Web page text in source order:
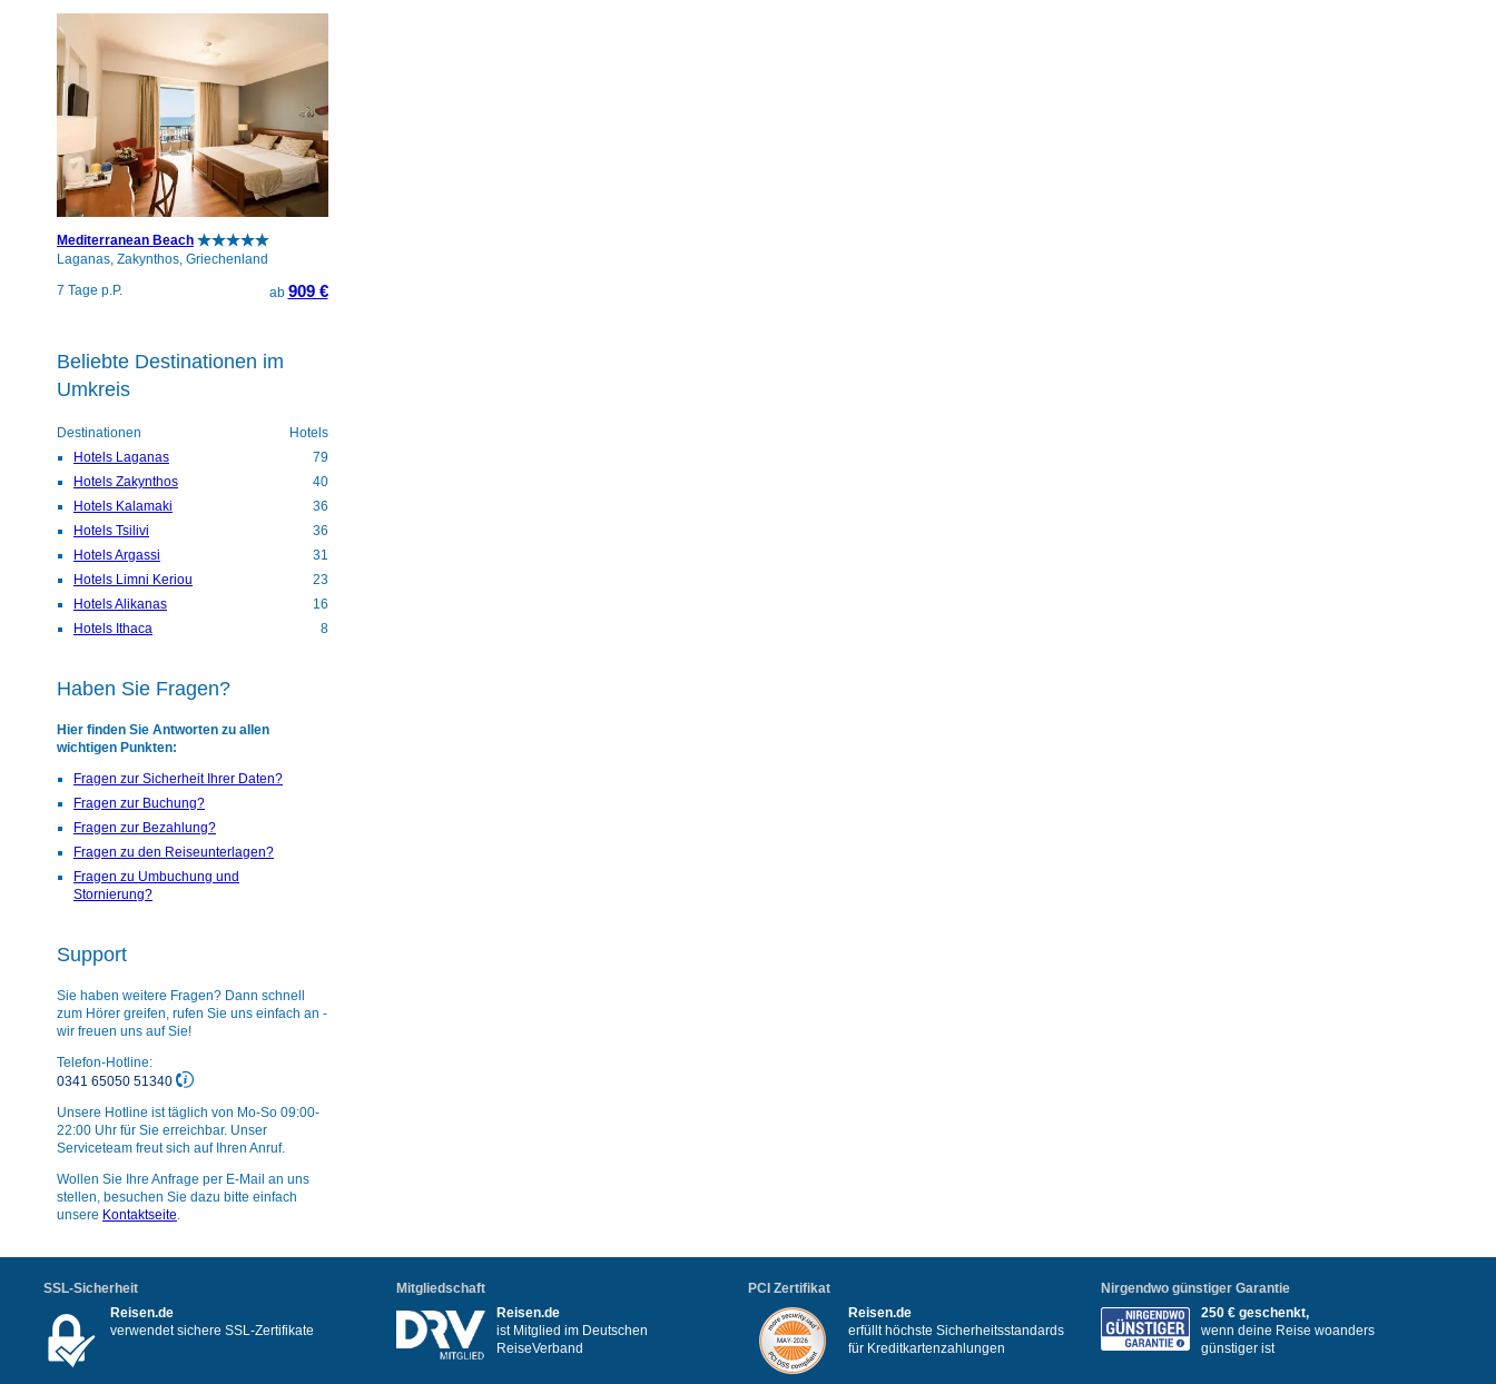
Mediterranean Beach
Laganas, Zakynthos, Griechenland
7 Tage p.P.
ab 909 €
Beliebte Destinationen im
Umkreis
Destinationen
Hotels
Hotels Laganas
79
Hotels Zakynthos
40
Hotels Kalamaki
36
Hotels Tsilivi
36
Hotels Argassi
31
Hotels Limni Keriou
23
Hotels Alikanas
16
Hotels Ithaca
8
Haben Sie Fragen?
Hier finden Sie Antworten zu allen
wichtigen Punkten:
Fragen zur Sicherheit Ihrer Daten?
Fragen zur Buchung?
Fragen zur Bezahlung?
Fragen zu den Reiseunterlagen?
Fragen zu Umbuchung und
Stornierung?
Support
Sie haben weitere Fragen? Dann schnell
zum Hörer greifen, rufen Sie uns einfach an -
wir freuen uns auf Sie!
Telefon-Hotline:
0341 65050 51340
Unsere Hotline ist täglich von Mo-So 09:00-
22:00 Uhr für Sie erreichbar. Unser
Serviceteam freut sich auf Ihren Anruf.
Wollen Sie Ihre Anfrage per E-Mail an uns
stellen, besuchen Sie dazu bitte einfach
unsere Kontaktseite.
SSL-Sicherheit
Reisen.de
verwendet sichere SSL-Zertifikate
Mitgliedschaft
Reisen.de
ist Mitglied im Deutschen
ReiseVerband
PCI Zertifikat
Reisen.de
erfüllt höchste Sicherheitsstandards
für Kreditkartenzahlungen
Nirgendwo günstiger Garantie
250 € geschenkt,
wenn deine Reise woanders
günstiger ist